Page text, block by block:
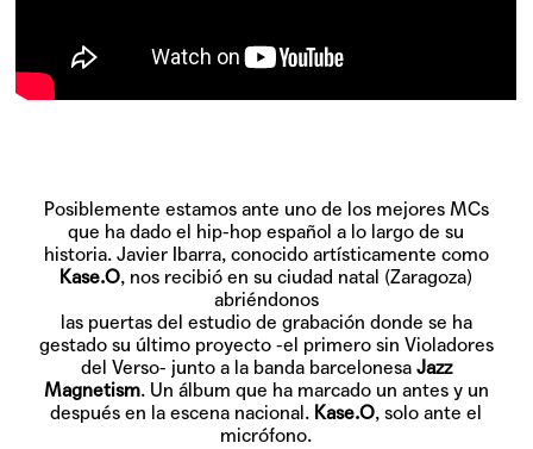
Posiblemente estamos ante uno de los mejores MCs
que ha dado el hip-hop español a lo largo de su
historia. Javier Ibarra, conocido artísticamente como
Kase.O, nos recibió en su ciudad natal (Zaragoza)
abriéndonos
las puertas del estudio de grabación donde se ha
gestado su último proyecto -el primero sin Violadores
del Verso- junto a la banda barcelonesa Jazz
Magnetism. Un álbum que ha marcado un antes y un
después en la escena nacional. Kase.O, solo ante el
micrófono.